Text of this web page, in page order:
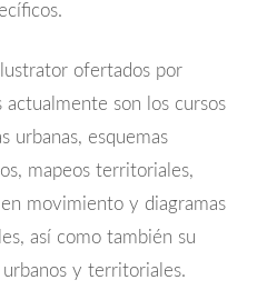
ofertados por
son los cursos
urbanas, esquemas
mapeos territoriales,
movimiento y diagramas
así como también su
y territoriales.